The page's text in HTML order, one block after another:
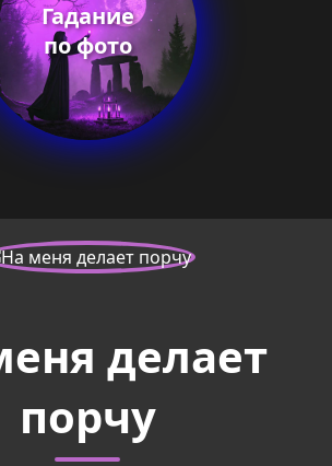
Гадание
по фото
делает
порчу